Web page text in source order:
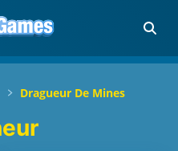
Dragueur De Mines